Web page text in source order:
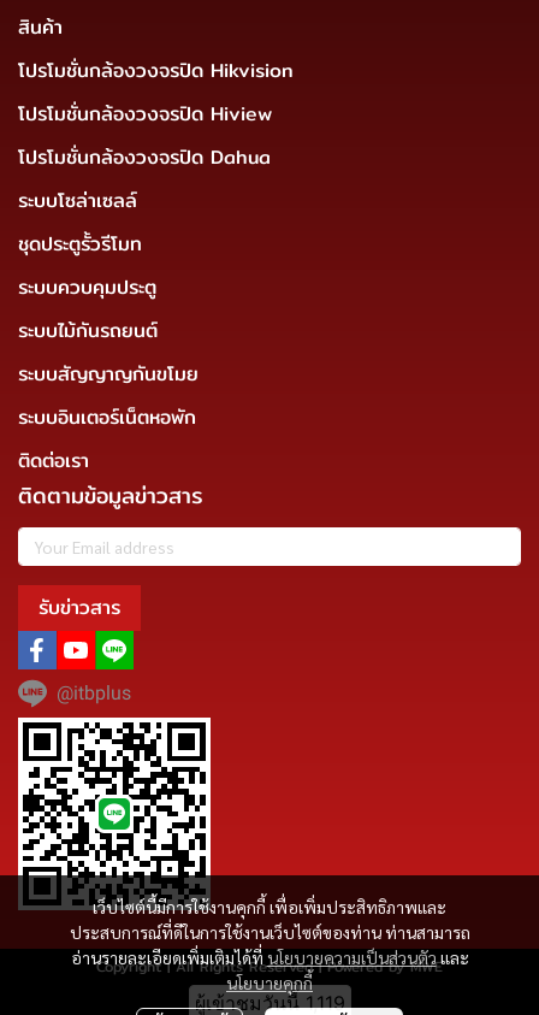
เว็บไซต์นี้มีการใช้งานคุกกี้ เพื่อเพิ่มประสิทธิภาพและ
ประสบการณ์ที่ดีในการใช้งานเว็บไซต์ของท่าน ท่านสามารถ
อ่านรายละเอียดเพิ่มเติมได้ที่ นโยบายความเป็นส่วนตัวและ
นโยบายคุกกี้
สินค้า
โปรโมชั่นกล้องวงจรปิด Hikvision
โปรโมชั่นกล้องวงจรปิด Hiview
โปรโมชั่นกล้องวงจรปิด Dahua
ระบบโซล่าเซลล์
ชุดประตูรั้วรีโมท
ระบบควบคุมประตู
ระบบไม้กันรถยนต์
ระบบสัญญาญกันขโมย
ระบบอินเตอร์เน็ตหอพัก
ติดต่อเรา
ติดตามข้อมูลข่าวสาร
รับข่าวสาร
@itbplus
Copyright | All Rights Reserved | Powered by MWE
ผู้เข้าชมวันนี้1,119